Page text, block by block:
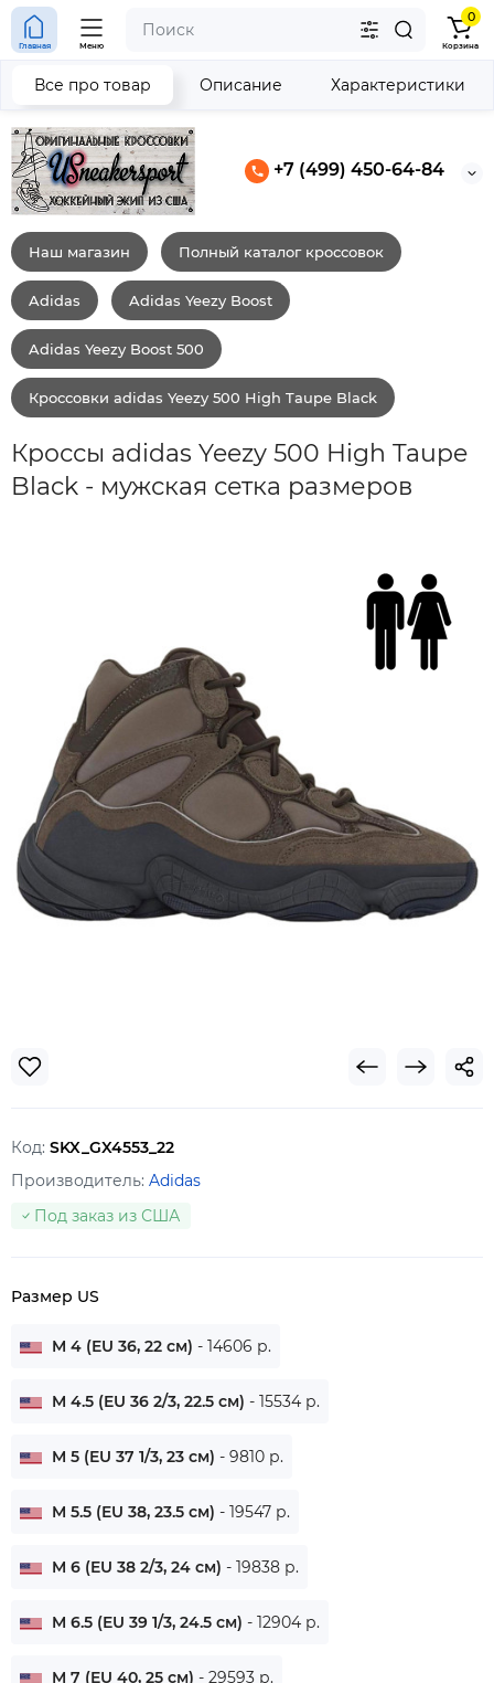
+7 (499) 450-64-84
Главная Меню
0
Корзина
Наш магазин Полный каталог кроссовок
Adidas Adidas Yeezy Boost
Adidas Yeezy Boost 500
Кроссовки adidas Yeezy 500 High Taupe Black
Кроссы adidas Yeezy 500 High Taupe
Black - мужская сетка размеров
Все про товар Описание Характеристики
Код: SKX_GX4553_22
Производитель: Adidas
Под заказ из США
Размер US
M 4 (EU 36, 22 см) - 14606 р.
M 4.5 (EU 36 2/3, 22.5 см) - 15534 р.
M 5 (EU 37 1/3, 23 см) - 9810 р.
M 5.5 (EU 38, 23.5 см) - 19547 р.
M 6 (EU 38 2/3, 24 см) - 19838 р.
M 6.5 (EU 39 1/3, 24.5 см) - 12904 р.
M 7 (EU 40, 25 см) - 29593 р.